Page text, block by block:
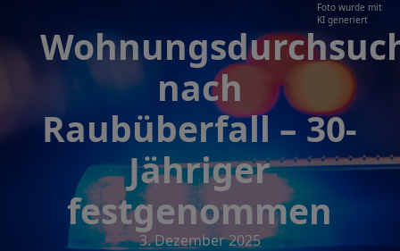
Foto wurde mit
KI generiert
nach
Raubüberfall – 30-
Jähriger
festgenommen
3. Dezember 2025